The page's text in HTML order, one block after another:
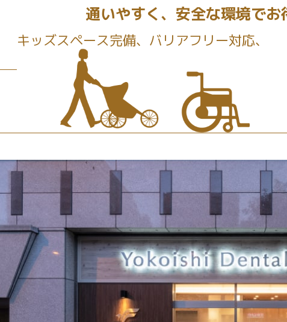
通いやすく、安全な環境でお
キッズスペース完備、バリアフリー対応、